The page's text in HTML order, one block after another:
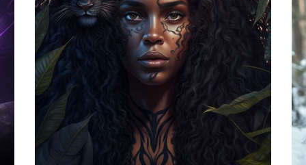
ستاره ها و سیارات
تحلیل پرامپت,تصویرسازی